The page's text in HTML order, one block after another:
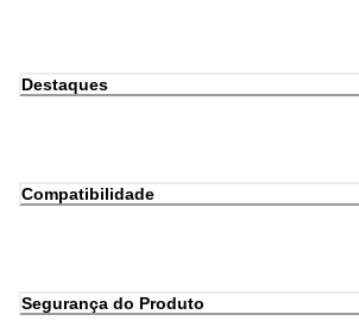
Destaques
Compatibilidade
Segurança do Produto